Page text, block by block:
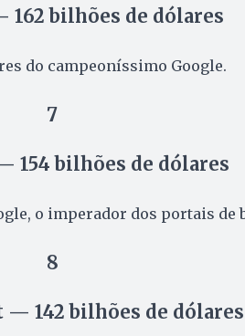
162 bilhões de dólares
do campeoníssimo Google.
7
154 bilhões de dólares
o imperador dos portais de
8
142 bilhões de dólares